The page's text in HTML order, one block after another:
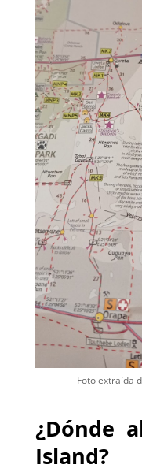
Foto extraída
¿Dónde
Island?